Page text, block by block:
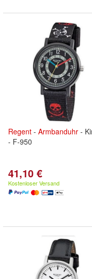
Regent - Armbanduhr -
- F-950
41,10 €
Kostenloser Versand